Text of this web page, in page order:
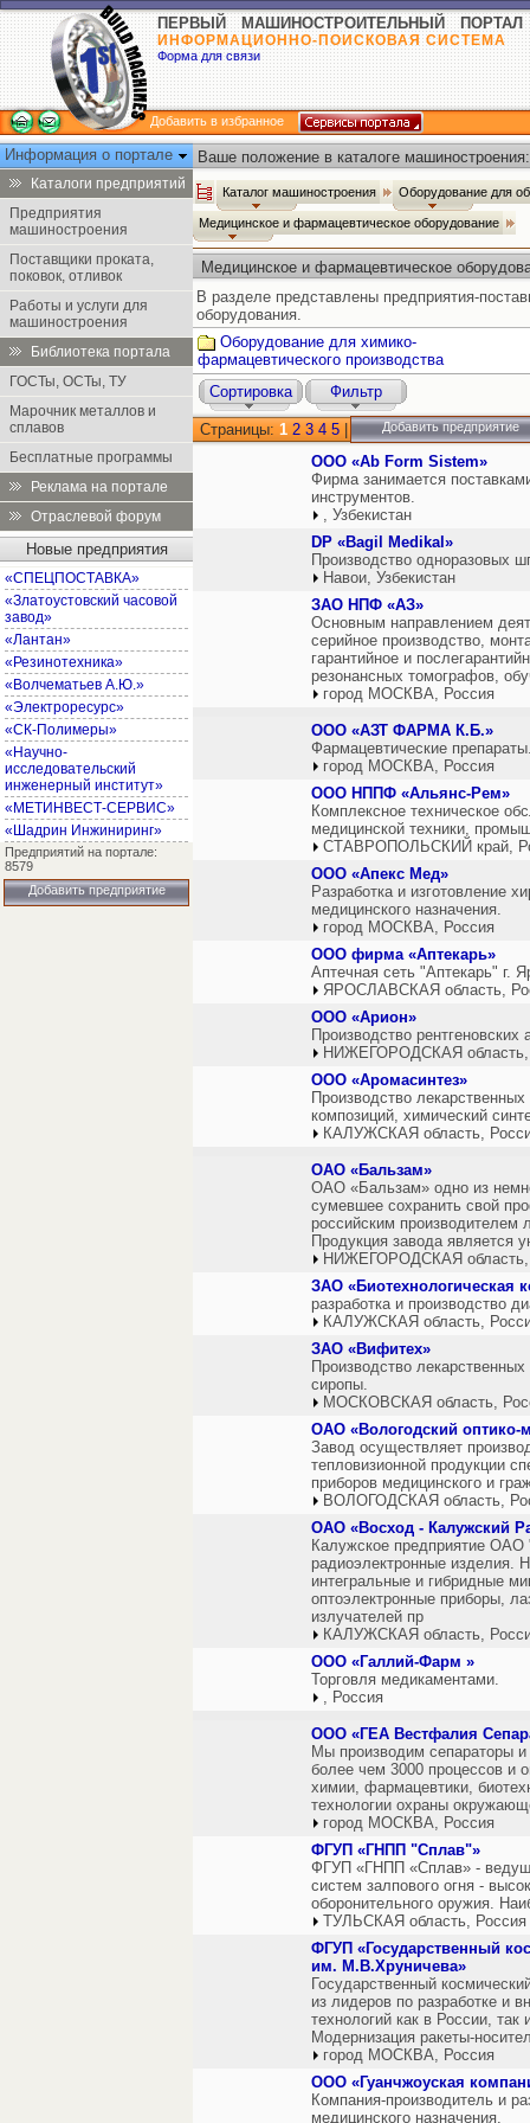
ПЕРВЫЙ МАШИНОСТРОИТЕЛЬНЫЙ ПОРТАЛ
ИНФОРМАЦИОННО-ПОИСКОВАЯ СИСТЕМА
Форма для связи
Добавить в избранное
Информация о портале
Каталоги предприятий
Предприятия
машиностроения
Поставщики проката,
поковок, отливок
Работы и услуги для
машиностроения
Библиотека портала
ГОСТы, ОСТы, ТУ
Марочник металлов и
сплавов
Бесплатные программы
Реклама на портале
Отраслевой форум
Новые предприятия
«СПЕЦПОСТАВКА»
«Златоустовский часовой
завод»
«Лантан»
«Резинотехника»
«Волчематьев А.Ю.»
«Электроресурс»
«СК-Полимеры»
«Научно-
исследовательский
инженерный институт»
«МЕТИНВЕСТ-СЕРВИС»
«Шадрин Инжиниринг»
Предприятий на портале:
8579
Добавить предприятие
Ваше положение в каталоге машиностроения:
Каталог машиностроения Оборудование для
Медицинское и фармацевтическое оборудование
Медицинское и фармацевтическое
В разделе представлены предприятия-
оборудования.
Оборудование для химико-
фармацевтического производства
Сортировка
Фильтр
Страницы: 1 2 3 4 5 Добавить предприятие
ООО «Ab Form Sistem»
Фирма занимается
инструментов.
, Узбекистан
DP «Bagil Medikal»
Производство одноразовых
Навои, Узбекистан
ЗАО НПФ «АЗ»
Основным направлением
серийное производство,
гарантийное и
резонансных томографов,
город МОСКВА, Россия
ООО «АЗТ ФАРМА К.Б.»
Фармацевтические
город МОСКВА, Россия
ООО НППФ «Альянс-Рем»
Комплексное техническое
медицинской техники,
СТАВРОПОЛЬСКИЙ край,
ООО «Апекс Мед»
Разработка и изготовление
медицинского назначения.
город МОСКВА, Россия
ООО фирма «Аптекарь»
Аптечная сеть "Аптекарь" г.
ЯРОСЛАВСКАЯ область,
ООО «Арион»
Производство рентгеновских
НИЖЕГОРОДСКАЯ область,
ООО «Аромасинтез»
Производство
композиций, химический
КАЛУЖСКАЯ область,
ОАО «Бальзам»
ОАО «Бальзам» одно из
сумевшее сохранить свой
российским производителем
Продукция завода является
НИЖЕГОРОДСКАЯ область,
ЗАО «Биотехнологическая
разработка и производство
КАЛУЖСКАЯ область,
ЗАО «Вифитех»
Производство
сиропы.
МОСКОВСКАЯ область,
ОАО «Вологодский оптико-
Завод осуществляет
тепловизионной продукции
приборов медицинского и
ВОЛОГОДСКАЯ область,
ОАО «Восход - Калужский
Калужское предприятие
радиоэлектронные изделия.
интегральные и гибридные
оптоэлектронные приборы,
излучателей пр
КАЛУЖСКАЯ область,
ООО «Галлий-Фарм »
Торговля медикаментами.
, Россия
ООО «ГЕА Вестфалия
Мы производим сепараторы
более чем 3000 процессов и
химии, фармацевтики,
технологии охраны
город МОСКВА, Россия
ФГУП «ГНПП "Сплав"»
ФГУП «ГНПП «Сплав» -
систем залпового огня -
оборонительного оружия.
ТУЛЬСКАЯ область, Россия
ФГУП «Государственный
им. М.В.Хруничева»
Государственный
из лидеров по разработке и
технологий как в России,
Модернизация ракеты-
город МОСКВА, Россия
ООО «Гуанчжоуская
Компания-производитель и
медицинского назначения.